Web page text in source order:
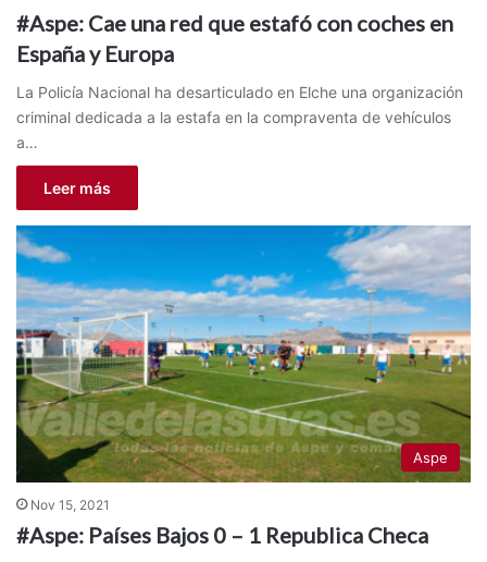
#Aspe: Cae una red que estafó con coches en
España y Europa
La Policía Nacional ha desarticulado en Elche una organización
criminal dedicada a la estafa en la compraventa de vehículos
a…
Leer más
Aspe
Nov 15, 2021
#Aspe: Países Bajos 0 – 1 Republica Checa